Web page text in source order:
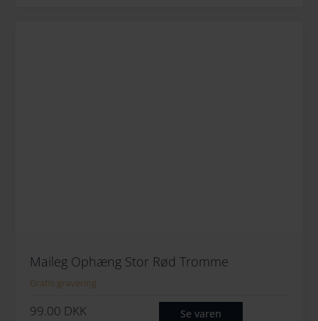
Maileg Ophæng Stor Rød Tromme
Gratis gravering
99.00 DKK Se varen